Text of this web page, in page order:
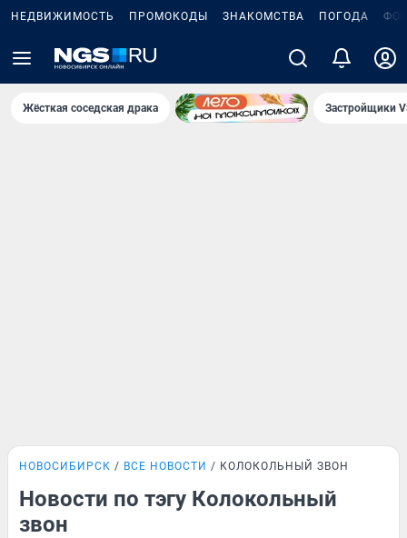
НЕДВИЖИМОСТЬ ПРОМОКОДЫ ЗНАКОМСТВА ПОГОДА
Жёсткая соседская драка Застройщики
НОВОСИБИРСК ВСЕ НОВОСТИ КОЛОКОЛЬНЫЙ ЗВОН
Новости по тэгу Колокольный
звон